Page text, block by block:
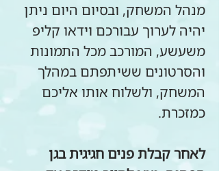
מנהל המשחק, ובסיום היום ניתן
יהיה לערוך עבורכם וידאו קליפ
משעשע, המורכב מכל התמונות
והסרטונים ששיתפתם במהלך
המשחק, ולשלוח אותו אליכם
כמזכרת.
לאחר קבלת פנים חגיגית בגן